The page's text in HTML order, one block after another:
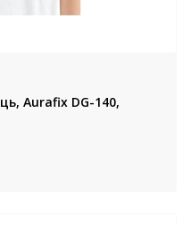
Aurafix DG-140,